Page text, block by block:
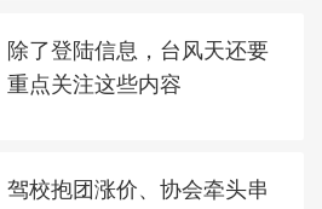
除了登陆信息，台风天还要
重点关注这些内容
驾校抱团涨价、协会牵头串